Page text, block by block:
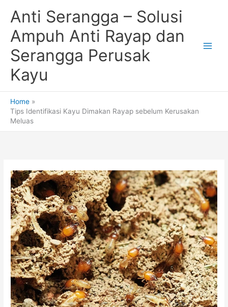
Anti Serangga – Solusi
Ampuh Anti Rayap dan
Serangga Perusak
Kayu
Home
Tips Identifikasi Kayu Dimakan Rayap sebelum Kerusakan
Meluas